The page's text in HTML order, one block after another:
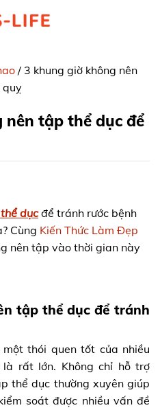
/ 3 khung giờ không nên
quỵ
tập thể dục để
dụcđể tránh rước bệnh
Cùng Kiến Thức Làm Đẹp
nên tập vào thời gian này
tập thể dục để tránh
thói quen tốt của nhiều
rất lớn. Không chỉ hỗ trợ
thể dục thường xuyên giúp
soát được nhiều vấn đề